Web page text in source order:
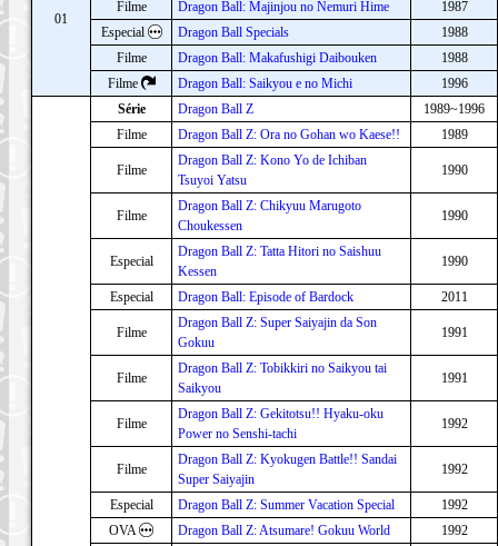
01
Filme
Dragon Ball: Majinjou no Nemuri Hime
1987
Especial
Dragon Ball Specials
1988
Filme
Dragon Ball: Makafushigi Daibouken
1988
Filme
Dragon Ball: Saikyou e no Michi 1996
Série Dragon Ball Z
1989~1996
Filme
Dragon Ball Z: Ora no Gohan wo Kaese!! 1989
Filme
Dragon Ball Z: Kono Yo de Ichiban
Tsuyoi Yatsu
1990
Filme
Dragon Ball Z: Chikyuu Marugoto
Choukessen
1990
Especial
Dragon Ball Z: Tatta Hitori no Saishuu
Kessen
1990
Especial Dragon Ball: Episode of Bardock 2011
Filme
Dragon Ball Z: Super Saiyajin da Son
Gokuu
1991
Filme
Dragon Ball Z: Tobikkiri no Saikyou tai
Saikyou
1991
Filme
Dragon Ball Z: Gekitotsu!! Hyaku-oku
Power no Senshi-tachi
1992
Filme
Dragon Ball Z: Kyokugen Battle!! Sandai
Super Saiyajin
1992
Especial Dragon Ball Z: Summer Vacation Special
1992
OVA
Dragon Ball Z: Atsumare! Gokuu World 1992